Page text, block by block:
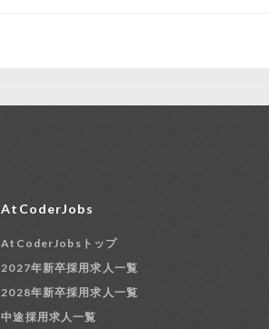
AtCoderJobs
AtCoderJobsトップ
2027年新卒採用求人一覧
2028年新卒採用求人一覧
中途採用求人一覧